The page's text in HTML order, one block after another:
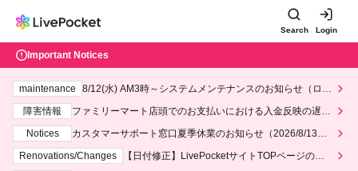
Search Login
Important Notices
maintenance
8/12(水) AM3時～システムメンテナンスのお知らせ（ロー
障害情報
ファミリーマート店頭でのお支払いにおける入金反映の遅延
Notices
カスタマーサポート窓口夏季休業のお知らせ（2026/8/13～2
026/8/14）
Renovations/Changes
【日付修正】LivePocketサイトTOPページのデ